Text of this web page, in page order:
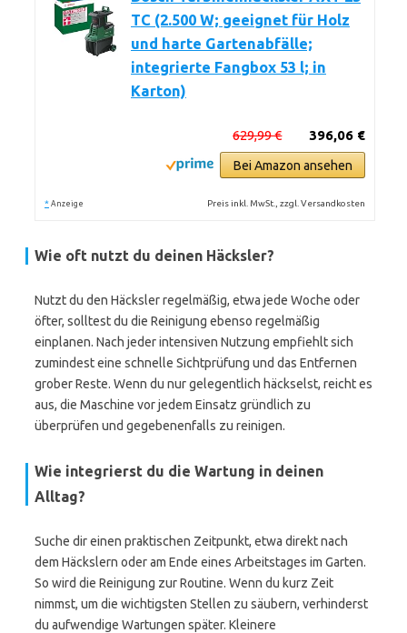
TC (2.500 W; geeignet für Holz
und harte Gartenabfälle;
integrierte Fangbox 53 l; in
Karton)
396,06 €
629,99 €
Bei Amazon ansehen
* Anzeige Preis inkl. MwSt., zzgl. Versandkosten
Wie oft nutzt du deinen Häcksler?
Nutzt du den Häcksler regelmäßig, etwa jede Woche oder
öfter, solltest du die Reinigung ebenso regelmäßig
einplanen. Nach jeder intensiven Nutzung empfiehlt sich
zumindest eine schnelle Sichtprüfung und das Entfernen
grober Reste. Wenn du nur gelegentlich häckselst, reicht es
aus, die Maschine vor jedem Einsatz gründlich zu
überprüfen und gegebenenfalls zu reinigen.
Wie integrierst du die Wartung in deinen
Alltag?
Suche dir einen praktischen Zeitpunkt, etwa direkt nach
dem Häckslern oder am Ende eines Arbeitstages im Garten.
So wird die Reinigung zur Routine. Wenn du kurz Zeit
nimmst, um die wichtigsten Stellen zu säubern, verhinderst
du aufwendige Wartungen später. Kleinere